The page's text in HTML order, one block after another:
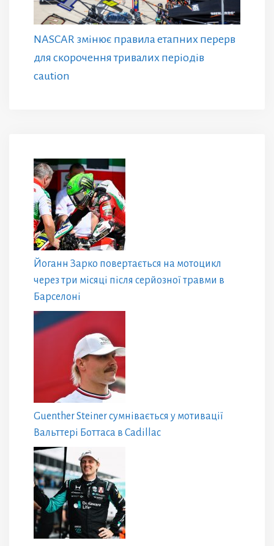
NASCAR змінює правила етапних перерв
для скорочення тривалих періодів
caution
Йоганн Зарко повертається на мотоцикл
через три місяці після серйозної травми в
Барселоні
Guenther Steiner сумнівається у мотивації
Вальттері Боттаса в Cadillac